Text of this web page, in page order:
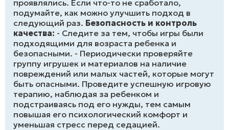
проявлялись. Если что-то не сработало,
подумайте, как можно улучшить подход в
следующий раз. Безопасность и контроль
качества: - Следите за тем, чтобы игры были
подходящими для возраста ребенка и
безопасными. - Периодически проверяйте
группу игрушек и материалов на наличие
повреждений или малых частей, которые могут
быть опасными. Проведите успешную игровую
терапию, наблюдая за ребенком и
подстраиваясь под его нужды, тем самым
повышая его психологический комфорт и
уменьшая стресс перед седацией.